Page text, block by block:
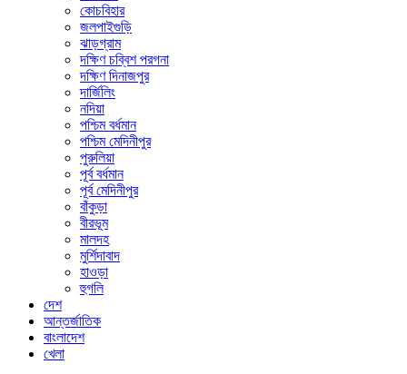
কোচবিহার
জলপাইগুড়ি
ঝাড়গ্রাম
দক্ষিণ চব্বিশ পরগনা
দক্ষিণ দিনাজপুর
দার্জিলিং
নদিয়া
পশ্চিম বর্ধমান
পশ্চিম মেদিনীপুর
পুরুলিয়া
পূর্ব বর্ধমান
পূর্ব মেদিনীপুর
বাঁকুড়া
বীরভূম
মালদহ
মুর্শিদাবাদ
হাওড়া
হুগলি
দেশ
আন্তর্জাতিক
বাংলাদেশ
খেলা